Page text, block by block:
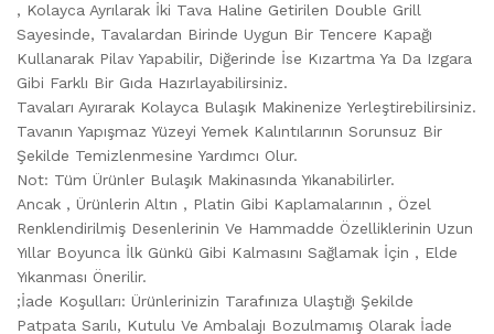
, Kolayca Ayrılarak İki Tava Haline Getirilen Double Grill
Sayesinde, Tavalardan Birinde Uygun Bir Tencere Kapağı
Kullanarak Pilav Yapabilir, Diğerinde İse Kızartma Ya Da Izgara
Gibi Farklı Bir Gıda Hazırlayabilirsiniz.
Tavaları Ayırarak Kolayca Bulaşık Makinenize Yerleştirebilirsiniz.
Tavanın Yapışmaz Yüzeyi Yemek Kalıntılarının Sorunsuz Bir
Şekilde Temizlenmesine Yardımcı Olur.
Not: Tüm Ürünler Bulaşık Makinasında Yıkanabilirler.
Ancak , Ürünlerin Altın , Platin Gibi Kaplamalarının , Özel
Renklendirilmiş Desenlerinin Ve Hammadde Özelliklerinin Uzun
Yıllar Boyunca İlk Günkü Gibi Kalmasını Sağlamak İçin , Elde
Yıkanması Önerilir.
;İade Koşulları: Ürünlerinizin Tarafınıza Ulaştığı Şekilde
Patpata Sarılı, Kutulu Ve Ambalajı Bozulmamış Olarak İade